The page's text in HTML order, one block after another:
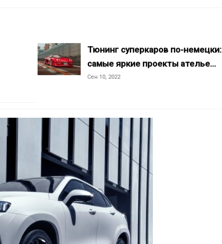
Тюнинг суперкаров по-немецки:
самые яркие проекты ателье…
Сен 10, 2022